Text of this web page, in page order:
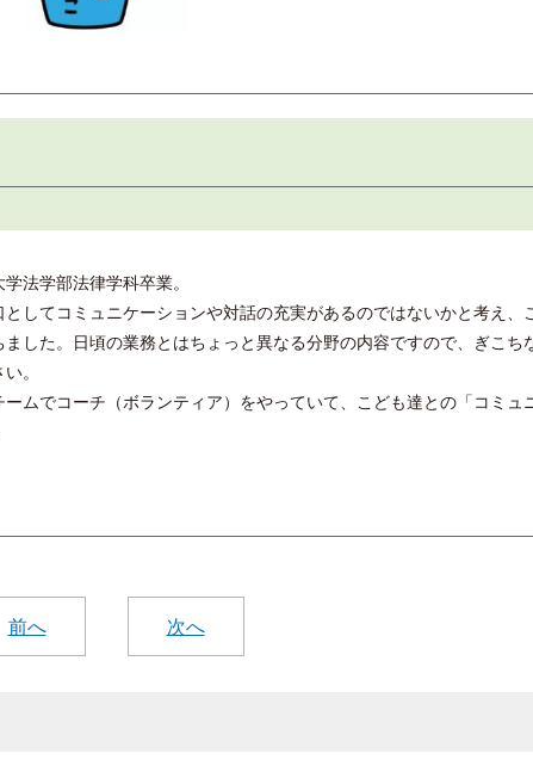
法学部法律学科卒業。
してコミュニケーションや対話の充実があるのではないかと考え、
した。日頃の業務とはちょっと異なる分野の内容ですので、ぎこち
。
ムでコーチ（ボランティア）をやっていて、こども達との「コミュ
前へ 次へ